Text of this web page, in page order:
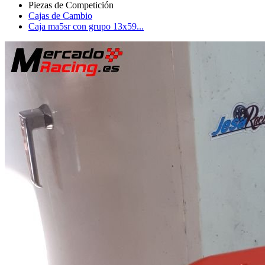
Caja ma5sr con grupo 13x59...